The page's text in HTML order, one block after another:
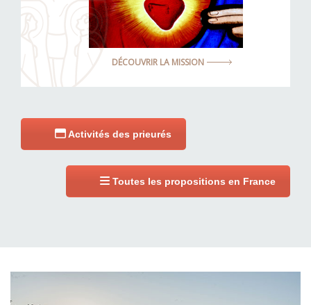
DÉCOUVRIR LA MISSION
Activités des prieurés
Toutes les propositions en France